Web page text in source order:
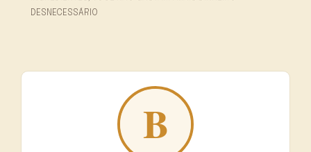
DESNECESSÁRIO